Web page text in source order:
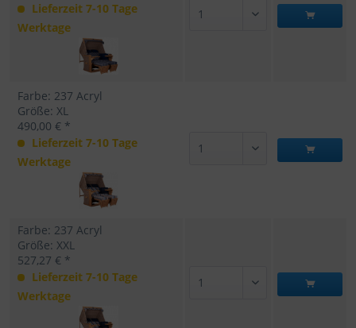
Lieferzeit 7-10 Tage
Werktage
Farbe: 237 Acryl
Größe: XL
490,00 € *
Lieferzeit 7-10 Tage
Werktage
Farbe: 237 Acryl
Größe: XXL
527,27 € *
Lieferzeit 7-10 Tage
Werktage